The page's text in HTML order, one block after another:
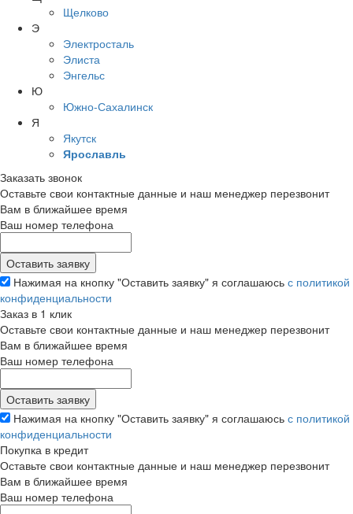
Щелково
Э
Электросталь
Элиста
Энгельс
Ю
Южно-Сахалинск
Я
Якутск
Ярославль
Заказать звонок
Оставьте свои контактные данные и наш менеджер перезвонит
Вам в ближайшее время
Ваш номер телефона
Нажимая на кнопку "Оставить заявку" я соглашаюсь с политикой
конфиденциальности
Заказ в 1 клик
Оставьте свои контактные данные и наш менеджер перезвонит
Вам в ближайшее время
Ваш номер телефона
Нажимая на кнопку "Оставить заявку" я соглашаюсь с политикой
конфиденциальности
Покупка в кредит
Оставьте свои контактные данные и наш менеджер перезвонит
Вам в ближайшее время
Ваш номер телефона